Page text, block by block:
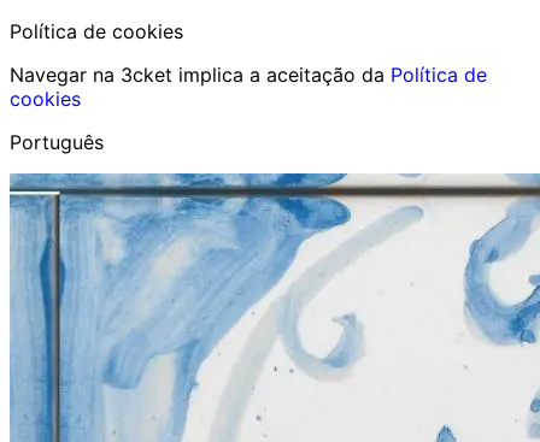
Política de cookies
Navegar na 3cket implica a aceitação da Política de
cookies
Português